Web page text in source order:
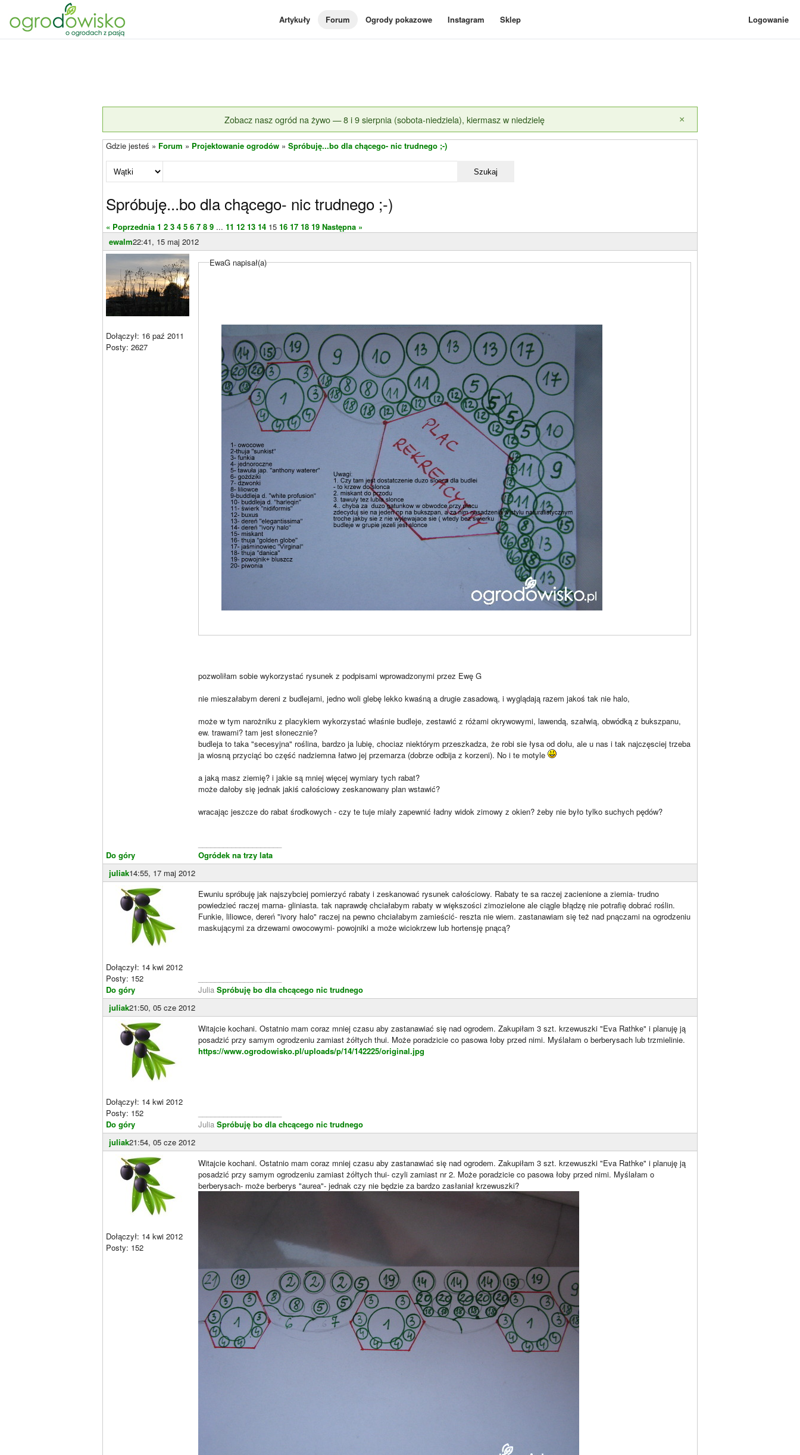
Artykuły Forum Ogrody pokazowe Instagram Sklep Logowanie
Zobacz nasz ogród na żywo — 8 i 9 sierpnia (sobota-niedziela), kiermasz w niedzielę ×
Gdzie jesteś » Forum » Projektowanie ogrodów » Spróbuję...bo dla chącego- nic trudnego ;-)
Szukaj
Spróbuję...bo dla chącego- nic trudnego ;-)
« Poprzednia 1 2 3 4 5 6 7 8 9 ... 11 12 13 14 15 16 17 18 19 Następna »
ewalm22:41, 15 maj 2012
Dołączył: 16 paź 2011
Posty: 2627
Do góry
EwaG napisał(a)
pozwoliłam sobie wykorzystać rysunek z podpisami wprowadzonymi przez Ewę G
nie mieszałabym dereni z budlejami, jedno woli glebę lekko kwaśną a drugie zasadową, i wyglądają razem jakoś tak nie halo,
może w tym narożniku z placykiem wykorzystać właśnie budleje, zestawić z różami okrywowymi, lawendą, szałwią, obwódką z bukszpanu,
ew. trawami? tam jest słonecznie?
budleja to taka "secesyjna" roślina, bardzo ja lubię, chociaz niektórym przeszkadza, że robi sie łysa od dołu, ale u nas i tak najczęsciej trzeba
ja wiosną przyciąć bo część nadziemna łatwo jej przemarza (dobrze odbija z korzeni). No i te motyle
a jaką masz ziemię? i jakie są mniej więcej wymiary tych rabat?
może dałoby się jednak jakiś całościowy zeskanowany plan wstawić?
wracając jeszcze do rabat środkowych - czy te tuje miały zapewnić ładny widok zimowy z okien? żeby nie było tylko suchych pędów?
Ogródek na trzy lata
juliak14:55, 17 maj 2012
Dołączył: 14 kwi 2012
Posty: 152
Do góry
Ewuniu spróbuję jak najszybciej pomierzyć rabaty i zeskanować rysunek całościowy. Rabaty te sa raczej zacienione a ziemia- trudno
powiedzieć raczej marna- gliniasta. tak naprawdę chciałabym rabaty w większości zimozielone ale ciągle błądzę nie potrafię dobrać roślin.
Funkie, liliowce, dereń "ivory halo" raczej na pewno chciałabym zamieścić- reszta nie wiem. zastanawiam się też nad pnączami na ogrodzeniu
maskującymi za drzewami owocowymi- powojniki a może wiciokrzew lub hortensję pnącą?
Julia Spróbuję bo dla chcącego nic trudnego
juliak21:50, 05 cze 2012
Dołączył: 14 kwi 2012
Posty: 152
Do góry
Witajcie kochani. Ostatnio mam coraz mniej czasu aby zastanawiać się nad ogrodem. Zakupiłam 3 szt. krzewuszki "Eva Rathke" i planuję ją
posadzić przy samym ogrodzeniu zamiast żółtych thui. Może poradzicie co pasowa łoby przed nimi. Myślałam o berberysach lub trzmielinie.
https://www.ogrodowisko.pl/uploads/p/14/142225/original.jpg
Julia Spróbuję bo dla chcącego nic trudnego
juliak21:54, 05 cze 2012
Dołączył: 14 kwi 2012
Posty: 152
Witajcie kochani. Ostatnio mam coraz mniej czasu aby zastanawiać się nad ogrodem. Zakupiłam 3 szt. krzewuszki "Eva Rathke" i planuję ją
posadzić przy samym ogrodzeniu zamiast żółtych thui- czyli zamiast nr 2. Może poradzicie co pasowa łoby przed nimi. Myślałam o
berberysach- może berberys "aurea"- jednak czy nie będzie za bardzo zasłaniał krzewuszki?